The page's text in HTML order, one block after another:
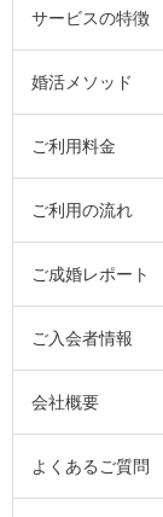
サービスの特徴
婚活メソッド
ご利用料金
ご利用の流れ
ご成婚レポート
ご入会者情報
会社概要
よくあるご質問